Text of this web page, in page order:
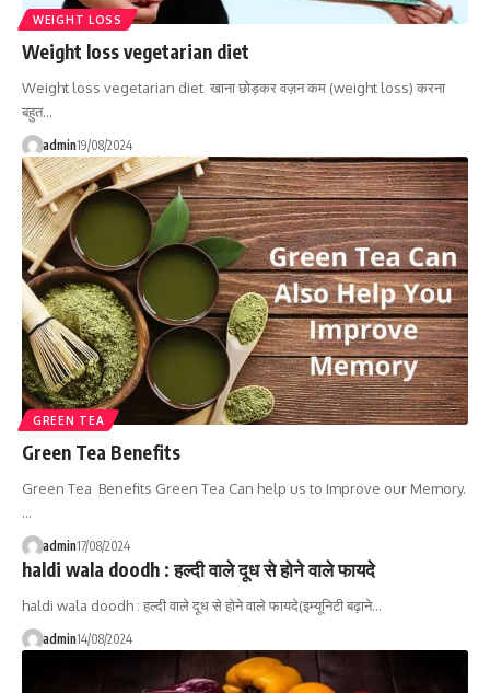
WEIGHT LOSS
Weight loss vegetarian diet
Weight loss vegetarian diet खाना छोड़कर वज़न कम (weight loss) करना
बहुत…
admin19/08/2024
GREEN TEA
Green Tea Benefits
Green Tea Benefits Green Tea Can help us to Improve our Memory.
…
admin17/08/2024
haldi wala doodh : हल्दी वाले दूध से होने वाले फायदे
haldi wala doodh : हल्दी वाले दूध से होने वाले फायदे(इम्यूनिटी बढ़ाने…
admin14/08/2024